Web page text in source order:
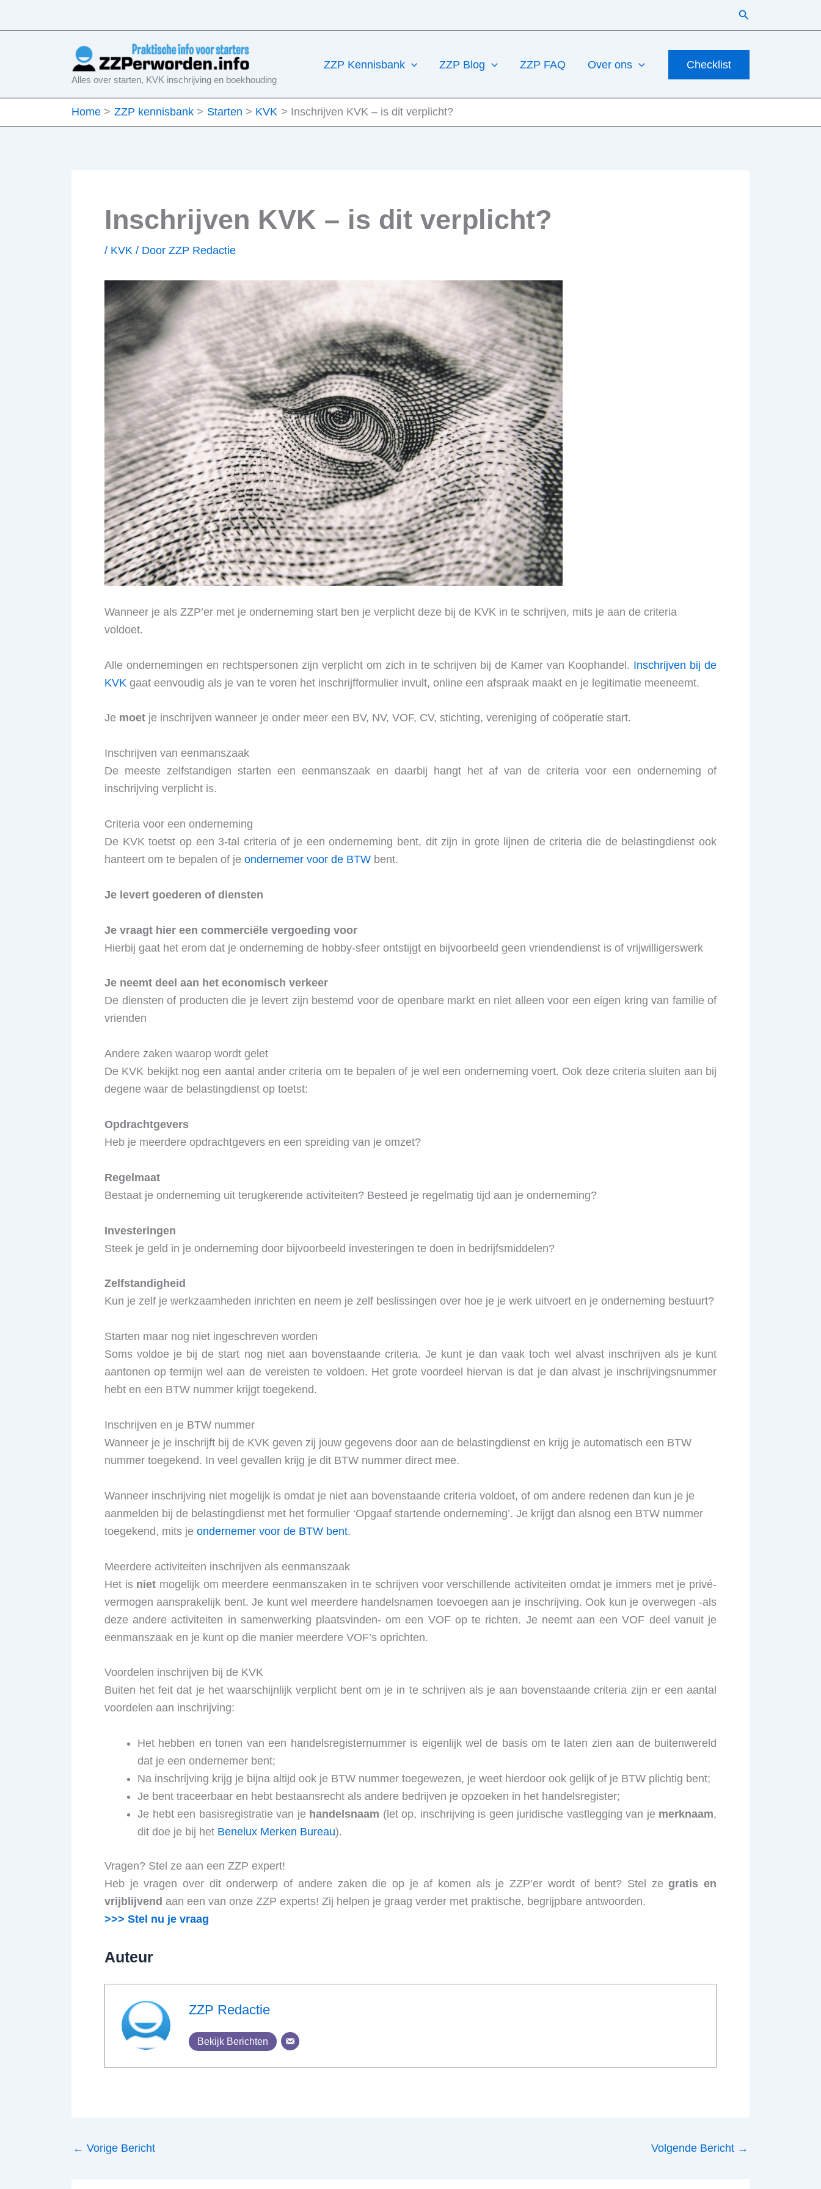
Zoeken
Alles over starten, KVK inschrijving en boekhouding
ZZP Kennisbank ZZP Blog ZZP FAQ Over ons Checklist
Home ZZP kennisbank Starten KVK Inschrijven KVK – is dit verplicht?
Inschrijven KVK – is dit verplicht?
/ KVK / Door ZZP Redactie
Wanneer je als ZZP’er met je onderneming start ben je verplicht deze bij de KVK in te schrijven, mits je aan de criteria
voldoet.
Alle ondernemingen en rechtspersonen zijn verplicht om zich in te schrijven bij de Kamer van Koophandel. Inschrijven bij de
KVK gaat eenvoudig als je van te voren het inschrijfformulier invult, online een afspraak maakt en je legitimatie meeneemt.
Je moet je inschrijven wanneer je onder meer een BV, NV, VOF, CV, stichting, vereniging of coöperatie start.
Inschrijven van eenmanszaak
De meeste zelfstandigen starten een eenmanszaak en daarbij hangt het af van de criteria voor een onderneming of
inschrijving verplicht is.
Criteria voor een onderneming
De KVK toetst op een 3-tal criteria of je een onderneming bent, dit zijn in grote lijnen de criteria die de belastingdienst ook
hanteert om te bepalen of je ondernemer voor de BTW bent.
Je levert goederen of diensten
Je vraagt hier een commerciële vergoeding voor
Hierbij gaat het erom dat je onderneming de hobby-sfeer ontstijgt en bijvoorbeeld geen vriendendienst is of vrijwilligerswerk
Je neemt deel aan het economisch verkeer
De diensten of producten die je levert zijn bestemd voor de openbare markt en niet alleen voor een eigen kring van familie of
vrienden
Andere zaken waarop wordt gelet
De KVK bekijkt nog een aantal ander criteria om te bepalen of je wel een onderneming voert. Ook deze criteria sluiten aan bij
degene waar de belastingdienst op toetst:
Opdrachtgevers
Heb je meerdere opdrachtgevers en een spreiding van je omzet?
Regelmaat
Bestaat je onderneming uit terugkerende activiteiten? Besteed je regelmatig tijd aan je onderneming?
Investeringen
Steek je geld in je onderneming door bijvoorbeeld investeringen te doen in bedrijfsmiddelen?
Zelfstandigheid
Kun je zelf je werkzaamheden inrichten en neem je zelf beslissingen over hoe je je werk uitvoert en je onderneming bestuurt?
Starten maar nog niet ingeschreven worden
Soms voldoe je bij de start nog niet aan bovenstaande criteria. Je kunt je dan vaak toch wel alvast inschrijven als je kunt
aantonen op termijn wel aan de vereisten te voldoen. Het grote voordeel hiervan is dat je dan alvast je inschrijvingsnummer
hebt en een BTW nummer krijgt toegekend.
Inschrijven en je BTW nummer
Wanneer je je inschrijft bij de KVK geven zij jouw gegevens door aan de belastingdienst en krijg je automatisch een BTW
nummer toegekend. In veel gevallen krijg je dit BTW nummer direct mee.
Wanneer inschrijving niet mogelijk is omdat je niet aan bovenstaande criteria voldoet, of om andere redenen dan kun je je
aanmelden bij de belastingdienst met het formulier ‘Opgaaf startende onderneming’. Je krijgt dan alsnog een BTW nummer
toegekend, mits je ondernemer voor de BTW bent.
Meerdere activiteiten inschrijven als eenmanszaak
Het is niet mogelijk om meerdere eenmanszaken in te schrijven voor verschillende activiteiten omdat je immers met je privé-
vermogen aansprakelijk bent. Je kunt wel meerdere handelsnamen toevoegen aan je inschrijving. Ook kun je overwegen -als
deze andere activiteiten in samenwerking plaatsvinden- om een VOF op te richten. Je neemt aan een VOF deel vanuit je
eenmanszaak en je kunt op die manier meerdere VOF’s oprichten.
Voordelen inschrijven bij de KVK
Buiten het feit dat je het waarschijnlijk verplicht bent om je in te schrijven als je aan bovenstaande criteria zijn er een aantal
voordelen aan inschrijving:
Het hebben en tonen van een handelsregisternummer is eigenlijk wel de basis om te laten zien aan de buitenwereld
dat je een ondernemer bent;
Na inschrijving krijg je bijna altijd ook je BTW nummer toegewezen, je weet hierdoor ook gelijk of je BTW plichtig bent;
Je bent traceerbaar en hebt bestaansrecht als andere bedrijven je opzoeken in het handelsregister;
Je hebt een basisregistratie van je handelsnaam (let op, inschrijving is geen juridische vastlegging van je merknaam,
dit doe je bij het Benelux Merken Bureau).
Vragen? Stel ze aan een ZZP expert!
Heb je vragen over dit onderwerp of andere zaken die op je af komen als je ZZP’er wordt of bent? Stel zegratis en
vrijblijvend aan een van onze ZZP experts! Zij helpen je graag verder met praktische, begrijpbare antwoorden.
>>> Stel nu je vraag
Auteur
ZZP Redactie
Bekijk Berichten
← Vorige Bericht Volgende Bericht →